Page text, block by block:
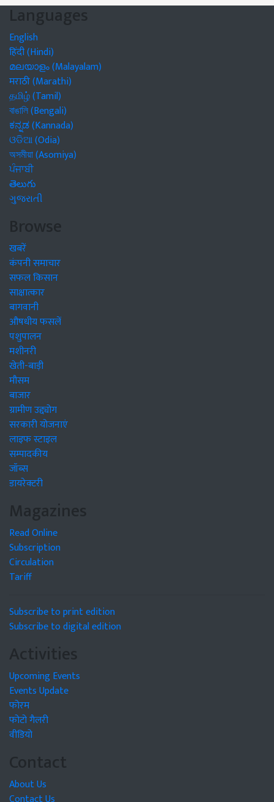
Languages
English
हिंदी (Hindi)
മലയാളം (Malayalam)
मराठी (Marathi)
தமிழ் (Tamil)
বাঙালি (Bengali)
ಕನ್ನಡ (Kannada)
ଓଡିଆ (Odia)
অসমীয়া (Asomiya)
ਪੰਜਾਬੀ
తెలుగు
ગુજરાતી
Browse
खबरें
कंपनी समाचार
सफल किसान
साक्षात्कार
बागवानी
औषधीय फसलें
पशुपालन
मशीनरी
खेती-बाड़ी
मौसम
बाजार
ग्रामीण उद्द्योग
सरकारी योजनाएं
लाइफ स्टाइल
सम्पादकीय
जॉब्स
डायरेक्टरी
Magazines
Read Online
Subscription
Circulation
Tariff
Subscribe to print edition
Subscribe to digital edition
Activities
Upcoming Events
Events Update
फोरम
फोटो गैलरी
वीडियो
Contact
About Us